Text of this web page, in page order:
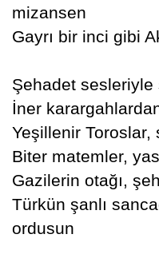
mizansen
Gayrı bir inci gibi
Şehadet sesleriyle
İner
Yeşillenir
Biter matemler,
Gazilerin otağı,
Türkün şanlı
ordusun